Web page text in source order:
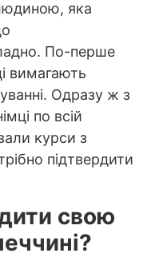
яка
По-перше
вимагають
Одразу ж з
по всій
курси з
підтвердити
свою